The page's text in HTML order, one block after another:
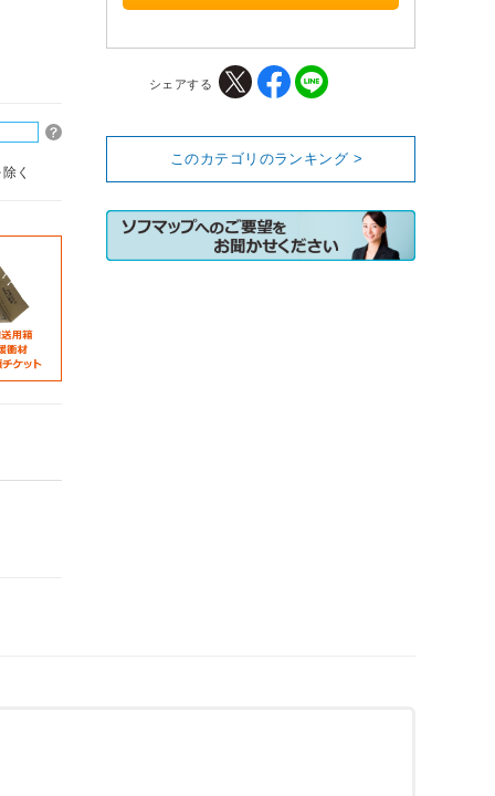
く
シェアする
このカテゴリのランキング >